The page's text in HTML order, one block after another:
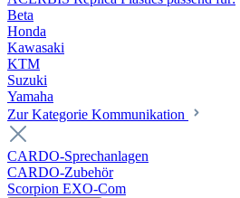
Beta
Honda
Kawasaki
KTM
Suzuki
Yamaha
Zur Kategorie Kommunikation
CARDO-Sprechanlagen
CARDO-Zubehör
Scorpion EXO-Com